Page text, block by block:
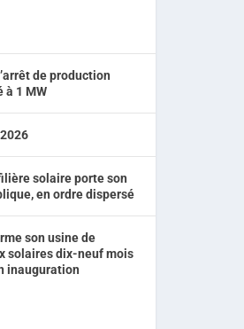
de production
à 1 MW
solaire porte son
en ordre dispersé
son usine de
solaires dix-neuf mois
inauguration